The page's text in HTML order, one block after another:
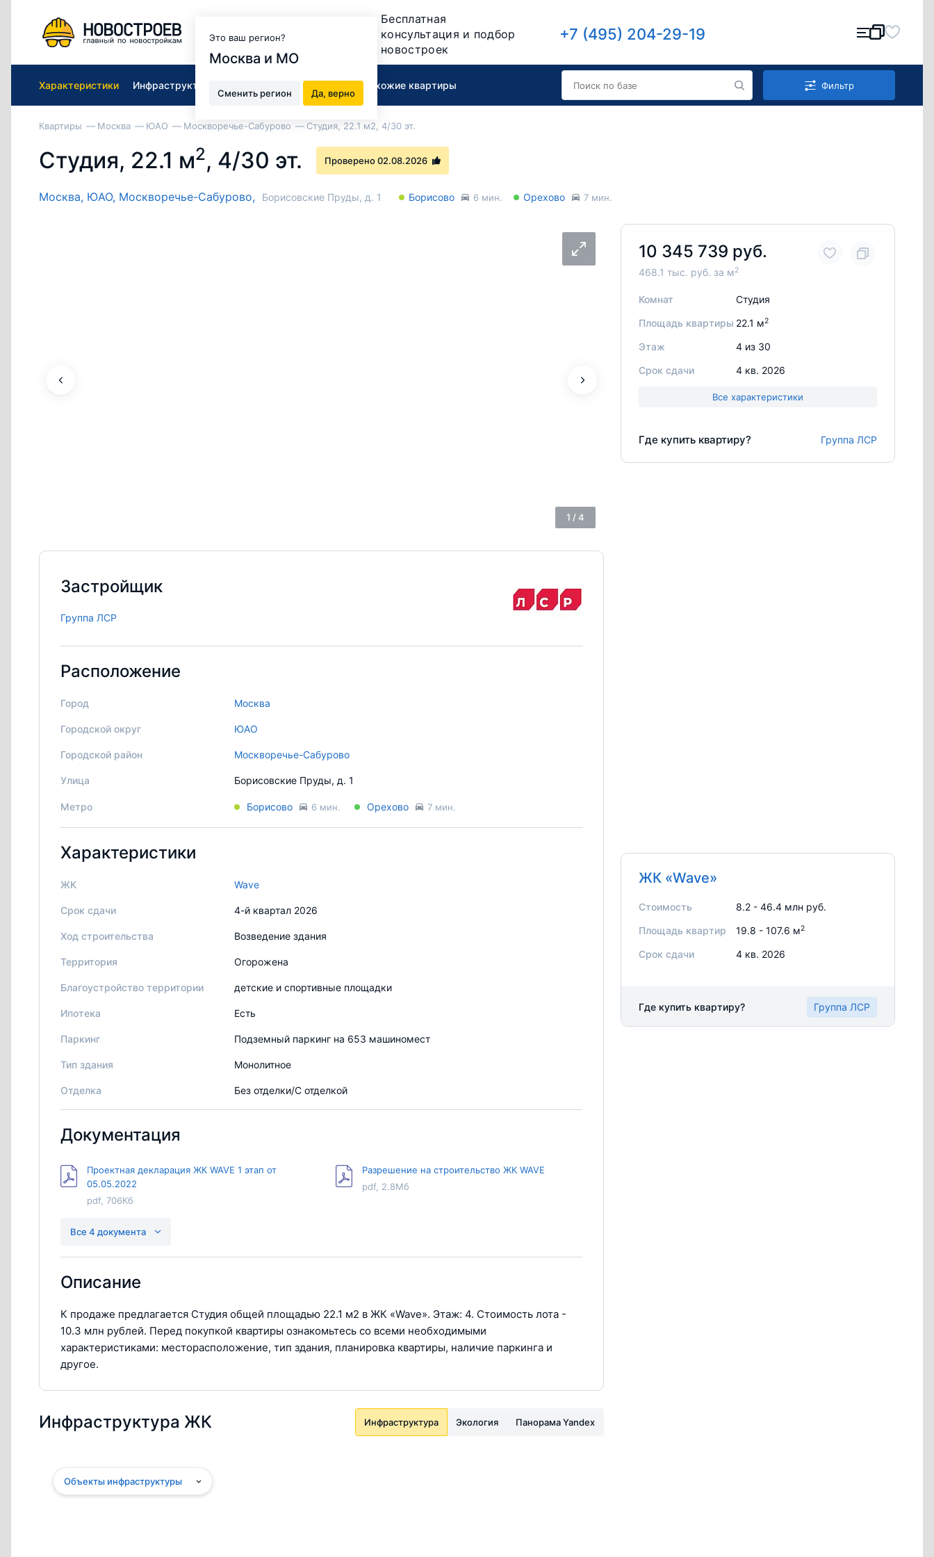
Это ваш регион?
Москва и МО
Сменить регион Да, верно
Бесплатная
консультация и подбор
новостроек
+7 (495) 204-29-19
Характеристики Инфраструктура ЖК Подобрать квартиру Похожие квартиры Фильтр
Квартиры Москва ЮАО Москворечье-Сабурово Студия, 22.1 м2, 4/30 эт.
Студия, 22.1 м2, 4/30 эт. Проверено 02.08.2026
Москва, ЮАО, Москворечье-Сабурово, Борисовские Пруды, д. 1 Борисово 6 мин. Орехово 7 мин.
1 /4
10 345 739 руб.
468.1 тыс. руб. за м2
Комнат
Студия
Площадь квартиры 22.1 м2
Этаж
4 из 30
Срок сдачи
4 кв. 2026
Все характеристики
Где купить квартиру? Группа ЛСР
Застройщик
Группа ЛСР
Расположение
Город Москва
Городской округ ЮАО
Городской район Москворечье-Сабурово
Улица Борисовские Пруды, д. 1
Метро Борисово 6 мин. Орехово 7 мин.
Характеристики
ЖК Wave
Срок сдачи 4-й квартал 2026
Ход строительства Возведение здания
Территория Огорожена
Благоустройство территории детские и спортивные площадки
Ипотека Есть
Паркинг Подземный паркинг на 653 машиномест
Тип здания Монолитное
Отделка Без отделки/С отделкой
Документация
Проектная декларация ЖК WAVE 1 этап от
05.05.2022
pdf, 706Кб
Разрешение на строительство ЖК WAVE
pdf, 2.8Мб
Проектная декларация Wave 2 этап
Все 4 документа
Описание
К продаже предлагается Студия общей площадью 22.1 м2 в ЖК «Wave». Этаж: 4. Стоимость лота -
10.3 млн рублей. Перед покупкой квартиры ознакомьтесь со всеми необходимыми
характеристиками: месторасположение, тип здания, планировка квартиры, наличие паркинга и
другое.
Инфраструктура ЖК Инфраструктура Экология Панорама Yandex
Объекты инфраструктуры
ЖК «Wave»
Стоимость
8.2 - 46.4 млн руб.
Площадь квартир
19.8 - 107.6 м2
Срок сдачи 4 кв. 2026
Где купить квартиру? Группа ЛСР